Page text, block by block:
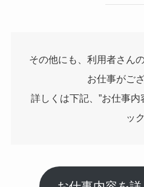
その他にも、利用者さん
お仕事がご
詳しくは下記、”お仕事内
ック